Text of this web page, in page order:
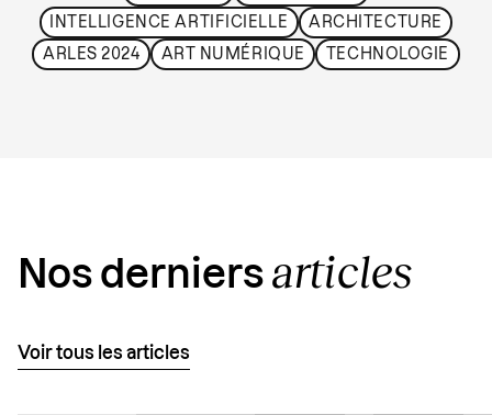
INTELLIGENCE ARTIFICIELLE ARCHITECTURE
ARLES 2024 ART NUMÉRIQUE TECHNOLOGIE
Nos derniers articles
Voir tous les articles